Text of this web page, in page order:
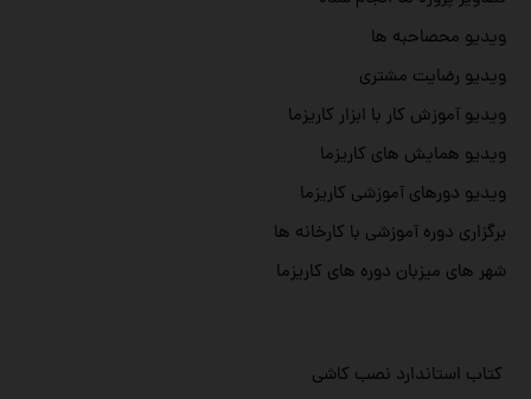
ویدیو محصاحبه ها
ویدیو رضایت مشتری
ویدیو آموزش کار با ابزار کاریزما
ویدیو همایش های کاریزما
ویدیو دورهای آموزشی کاریزما
برگزاری دوره آموزشی با کارخانه ها
شهر های میزبان دوره های کاریزما
کتاب استاندارد نصب کاشی